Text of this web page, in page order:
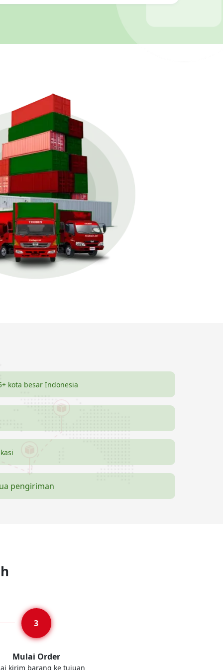
kota besar Indonesia
pengiriman
Mulai Order
kirim barang ke tujuan